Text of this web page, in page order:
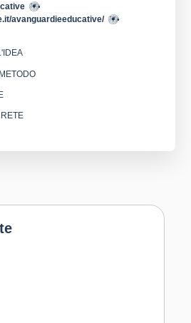
avanguardieeducative/